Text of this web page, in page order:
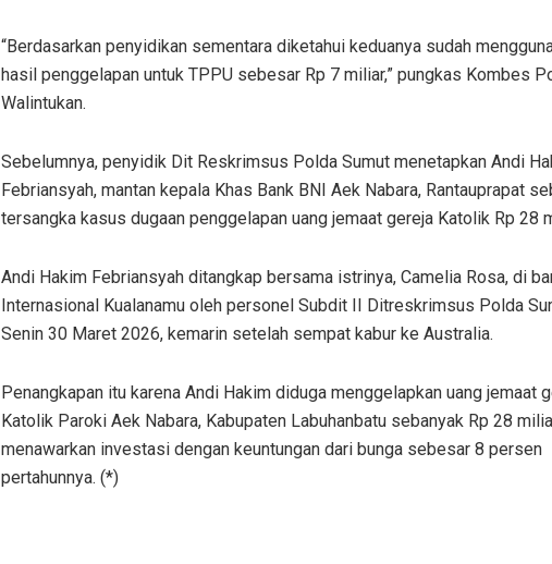
“Berdasarkan penyidikan sementara diketahui keduanya sudah
hasil penggelapan untuk TPPU sebesar Rp 7 miliar,” pungkas Kombes
Walintukan.
Sebelumnya, penyidik Dit Reskrimsus Polda Sumut menetapkan Andi
Febriansyah, mantan kepala Khas Bank BNI Aek Nabara, Rantauprapat
tersangka kasus dugaan penggelapan uang jemaat gereja Katolik Rp 28
Andi Hakim Febriansyah ditangkap bersama istrinya, Camelia Rosa, di
Internasional Kualanamu oleh personel Subdit II Ditreskrimsus Polda
Senin 30 Maret 2026, kemarin setelah sempat kabur ke Australia.
Penangkapan itu karena Andi Hakim diduga menggelapkan uang jemaat
Katolik Paroki Aek Nabara, Kabupaten Labuhanbatu sebanyak Rp 28
menawarkan investasi dengan keuntungan dari bunga sebesar 8 persen
pertahunnya. (*)